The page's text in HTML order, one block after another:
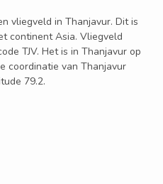
vliegveld in Thanjavur. Dit is
continent Asia. Vliegveld
TJV. Het is in Thanjavur op
coordinatie van Thanjavur
79.2.